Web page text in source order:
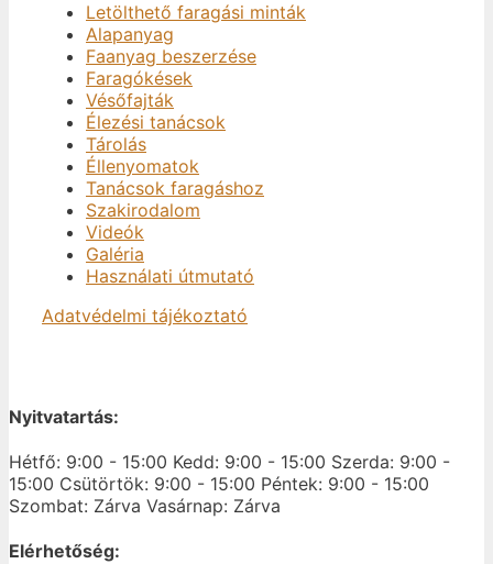
Letölthető faragási minták
Alapanyag
Faanyag beszerzése
Faragókések
Vésőfajták
Élezési tanácsok
Tárolás
Éllenyomatok
Tanácsok faragáshoz
Szakirodalom
Videók
Galéria
Használati útmutató
Adatvédelmi tájékoztató
Nyitvatartás:
Hétfő: 9:00 - 15:00 Kedd: 9:00 - 15:00 Szerda: 9:00 -
15:00 Csütörtök: 9:00 - 15:00 Péntek: 9:00 - 15:00
Szombat: Zárva Vasárnap: Zárva
Elérhetőség: